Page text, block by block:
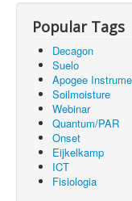
Popular Tags
Decagon
Suelo
Apogee
Soilmoisture
Webinar
Quantum/PAR
Onset
Eijkelkamp
ICT
Fisiologia